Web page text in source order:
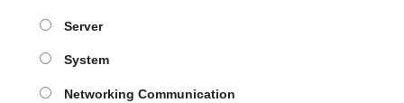
Server
System
Networking Communication